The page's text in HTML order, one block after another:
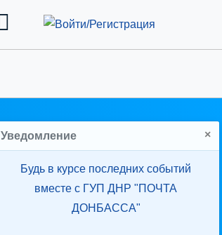
Уведомление ×
Будь в курсе последних событий
вместе с ГУП ДНР "ПОЧТА
ДОНБАССА"